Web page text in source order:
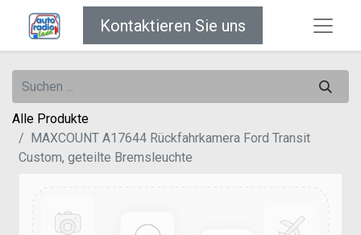
Kontaktieren Sie uns
Alle Produkte
MAXCOUNT A17644 Rückfahrkamera Ford Transit
Custom, geteilte Bremsleuchte